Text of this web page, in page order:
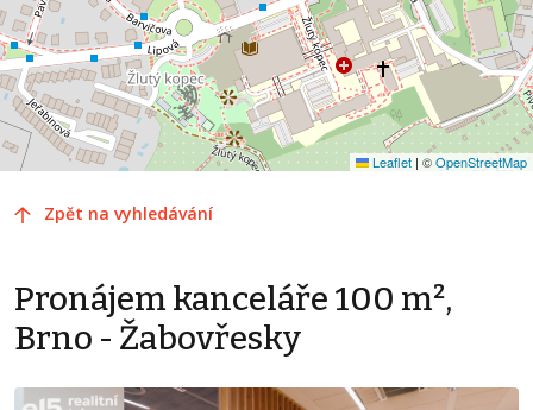
Leaflet | ©OpenStreetMap
Zpět na vyhledávání
Pronájem kanceláře 100 m²,
Brno - Žabovřesky